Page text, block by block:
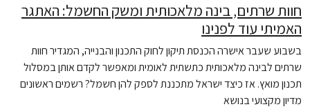
חוות שרתים, בינה מלאכותית ומשק החשמל: האתגר
האמיתי עוד לפנינו
בשבוע שעבר אישרה הכנסת תיקון לחוק התכנון והבנייה, המגדיר חוות
שרתים לבינה מלאכותית כתשתית לאומית ומאפשר לקדם אותן במסלול
תכנון מואץ. אז כיצד ישראל מתכננת לספק להן חשמל? רשמים ראשונים
מדיון מקצועי בנושא